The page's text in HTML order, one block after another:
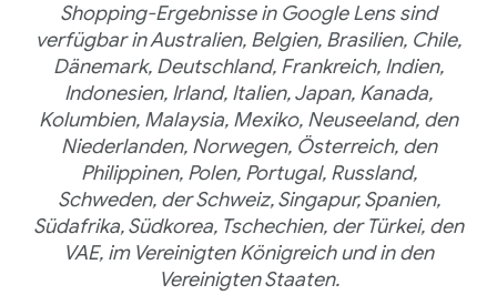
Shopping-Ergebnisse in Google Lens sind
verfügbar in Australien, Belgien, Brasilien, Chile,
Dänemark, Deutschland, Frankreich, Indien,
Indonesien, Irland, Italien, Japan, Kanada,
Kolumbien, Malaysia, Mexiko, Neuseeland, den
Niederlanden, Norwegen, Österreich, den
Philippinen, Polen, Portugal, Russland,
Schweden, der Schweiz, Singapur, Spanien,
Südafrika, Südkorea, Tschechien, der Türkei, den
VAE, im Vereinigten Königreich und in den
Vereinigten Staaten.